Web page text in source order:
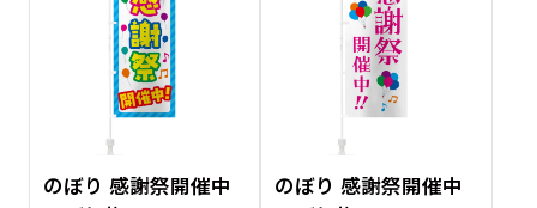
のぼり 感謝祭開催中
のぼり 感謝祭開催中